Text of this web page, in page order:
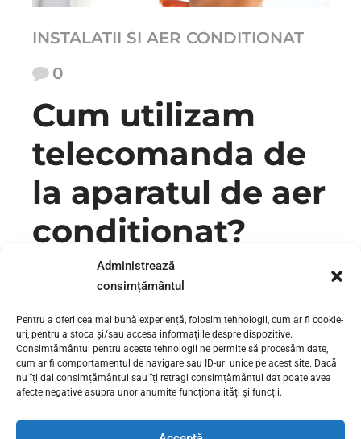
Administrează
consimțământul
Pentru a oferi cea mai bună experiență, folosim tehnologii, cum ar fi cookie-
uri, pentru a stoca și/sau accesa informațiile despre dispozitive.
Consimțământul pentru aceste tehnologii ne permite să procesăm date,
cum ar fi comportamentul de navigare sau ID-uri unice pe acest site. Dacă
nu îți dai consimțământul sau îți retragi consimțământul dat poate avea
afecte negative asupra unor anumite funcționalități și funcții.
INSTALATII SI AER CONDITIONAT
0
Cum utilizam
telecomanda de
la aparatul de aer
conditionat?
Reparatii si igienizare aer conditionat Instalare aer
conditionat – Umplere cu freon aer conditionat –
multe aparate de aer conditionat, sub diferite forme, culori,
cu un consum tot mai scazut, dar si cu mai multe functii
decat cele de acum 15 ani. | reparatii aer conditionat...